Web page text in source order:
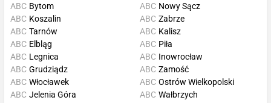
ABC Bytom
ABC Koszalin
ABC Tarnów
ABC Nowy Sącz
ABC Zabrze
ABC Kalisz
ABC Elbląg
ABC Legnica
ABC Grudziądz
ABC Włocławek
ABC Piła
ABC Inowrocław
ABC Zamość
ABC Ostrów Wielkopolski
ABC Jelenia Góra
ABC Wałbrzych